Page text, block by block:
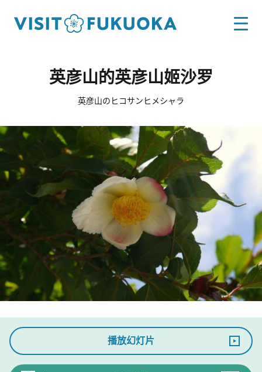
英彦山的英彦山姬沙罗
英彦山のヒコサンヒメシャラ
播放幻灯片